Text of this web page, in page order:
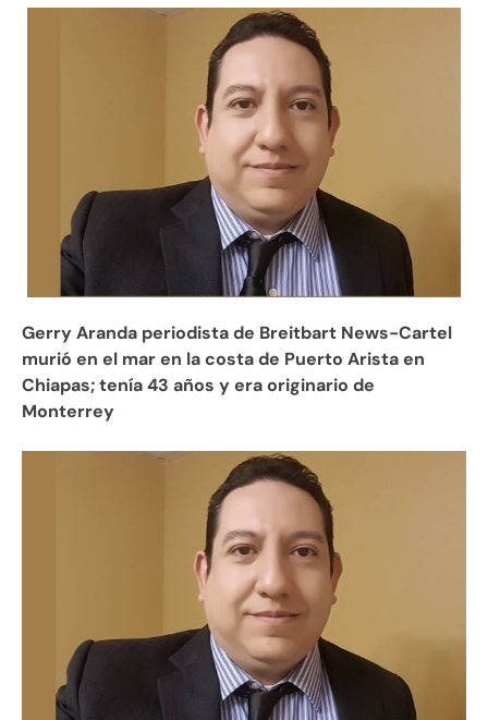
Gerry Aranda periodista de Breitbart News-Cartel
murió en el mar en la costa de Puerto Arista en
Chiapas; tenía 43 años y era originario de
Monterrey